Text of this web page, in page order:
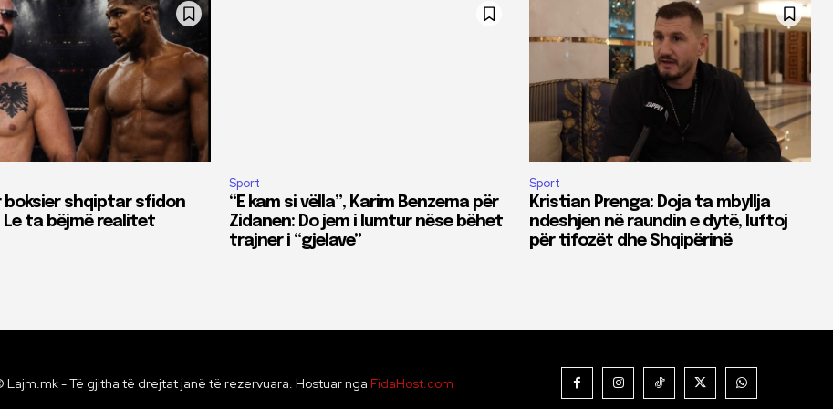
boksier shqiptar sfidon
Le ta bëjmë realitet
Sport
“E kam si vëlla”, Karim Benzema për
Zidanen: Do jem i lumtur nëse bëhet
trajner i “gjelave”
Sport
Kristian Prenga: Doja ta mbyllja
ndeshjen në raundin e dytë, luftoj
për tifozët dhe Shqipërinë
Lajm.mk - Të gjitha të drejtat janë të rezervuara. Hostuar nga FidaHost.com